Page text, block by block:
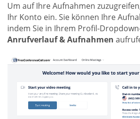
Um auf Ihre Aufnahmen
Ihr Konto ein. Sie können Ihre
indem Sie in Ihrem Profil-
Anrufverlauf & Aufnahmen